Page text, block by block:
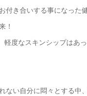
き合いする事になった健
！
度なスキンシップはあ
ない自分に悶々とする